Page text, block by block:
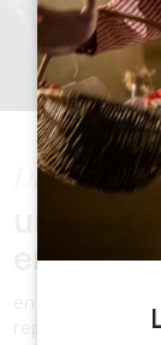
Descubra
un
en el Grand
repleto de